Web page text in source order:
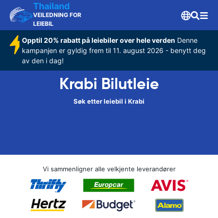
Thailand
VEILEDNING FOR
LEIEBIL
Opptil 20% rabatt på leiebiler over hele verden Denne
kampanjen er gyldig frem til 11. august 2026 - benytt deg
av den i dag!
Krabi Bilutleie
Søk etter leiebil i Krabi
Vi sammenligner alle velkjente leverandører